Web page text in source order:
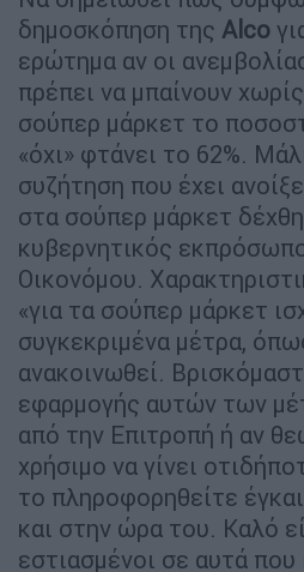
δημοσκόπηση της Alco
ερώτημα αν οι
πρέπει να μπαίνουν
σούπερ μάρκετ το
«όχι» φτάνει το 62%.
συζήτηση που έχει
στα σούπερ μάρκετ
κυβερνητικός
Οικονόμου.
«για τα σούπερ μάρκετ
συγκεκριμένα μέτρα,
ανακοινωθεί.
εφαρμογής αυτών των
από την Επιτροπή ή αν
χρήσιμο να γίνει
το πληροφορηθείτε
και στην ώρα του. Καλό
εστιασμένοι σε αυτά που